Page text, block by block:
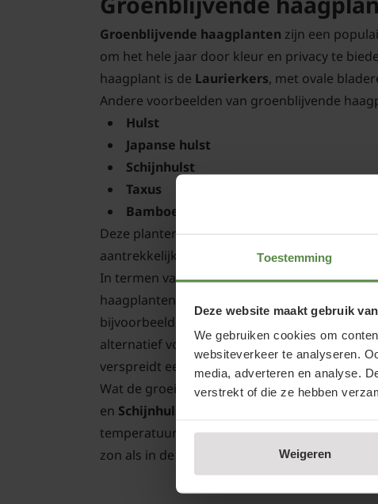
Toestemming
Deze website maakt gebruik
We gebruiken cookies om
websiteverkeer te analyseren.
media, adverteren en analyse.
verstrekt of die ze hebben
Weigeren
Groenblijvende haagplanten zijn een
om het hele jaar door kleur en privacy te
haagplant is de Laurierkers, met ovale
Andere voorbeelden van groenblijvende
Hulst
Japanse hulst
Schijnhulst
Taxus
Bamboehaag
Deze planten behouden hun groene bladeren
aantrekkelijke aanvulling zijn op elke tuin.
In termen van zorg, hebben groenblijvende
haagplanten. Ze hebben echter hun eigen
bijvoorbeeld, heeft vergelijkbare zorgvereisten
alternatief voor buxus.Schijnhulstis
verspreidt een zoete geur tijdens de bloei.
Wat de groei betreft, groeien wintergroene
en Schijnhulst
temperatuur en licht vochtig weer, op een
zon als in de schaduw groeien.
Bekijk ons aanbod